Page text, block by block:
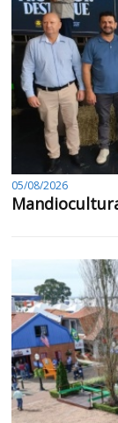
05/08/2026